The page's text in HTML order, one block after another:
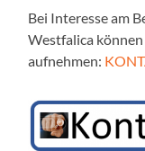
Bei Interesse am
Westfalica
aufnehmen: